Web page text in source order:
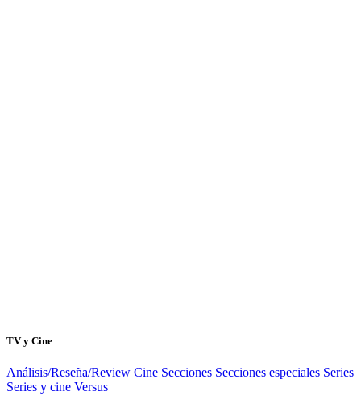
TV y Cine
Análisis/Reseña/Review Cine Secciones Secciones especiales Series
Series y cine Versus